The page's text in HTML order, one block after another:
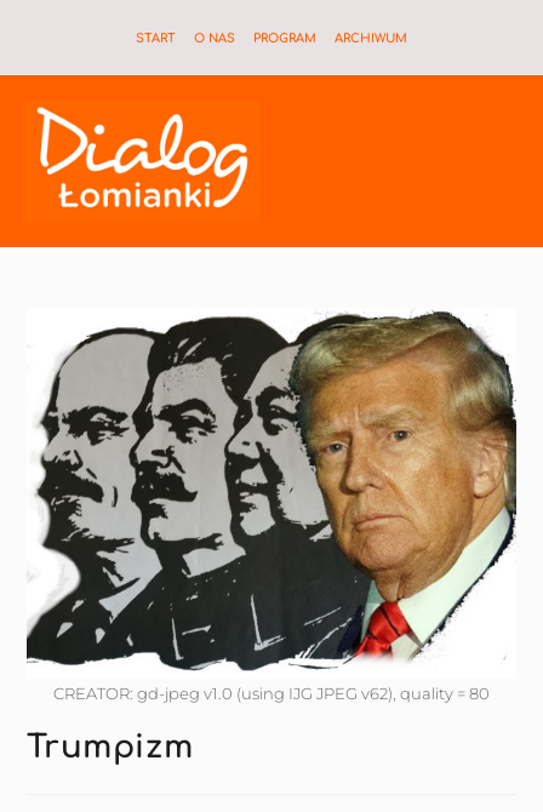
START O NAS PROGRAM ARCHIWUM
CREATOR: gd-jpeg v1.0 (using IJG JPEG v62), quality = 80
Trumpizm